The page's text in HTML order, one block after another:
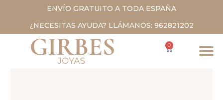
ENVÍO GRATUITO A TODA ESPAÑA
¿NECESITAS AYUDA? LLÁMANOS: 962821202
0